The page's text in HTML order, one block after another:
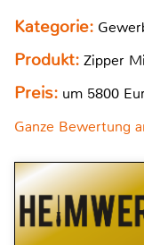
Kategorie:
Produkt: Zipper
Preis: um 5800
Ganze Bewertung